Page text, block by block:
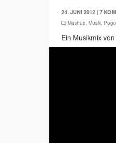
24. JUNI 2012 | 7
Mashup, Musik,
Ein Musikmix